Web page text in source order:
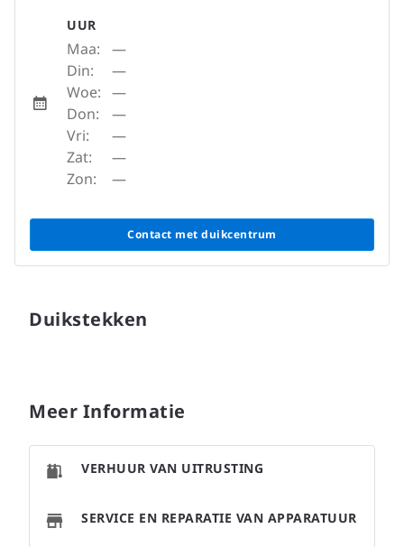
UUR
Maa:
—
Din:
—
Woe: —
Don:
—
Vri:
—
Zat:
—
Zon:
—
Contact met duikcentrum
Duikstekken
Meer Informatie
VERHUUR VAN UITRUSTING
SERVICE EN REPARATIE VAN APPARATUUR